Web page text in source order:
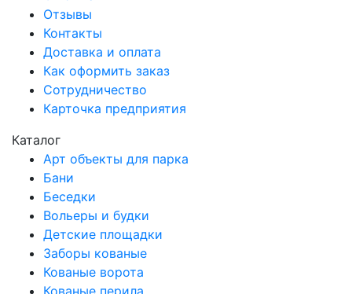
Отзывы
Контакты
Доставка и оплата
Как оформить заказ
Сотрудничество
Карточка предприятия
Каталог
Арт объекты для парка
Бани
Беседки
Вольеры и будки
Детские площадки
Заборы кованые
Кованые ворота
Кованые перила